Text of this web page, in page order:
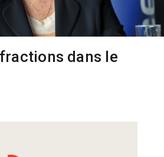
dans le